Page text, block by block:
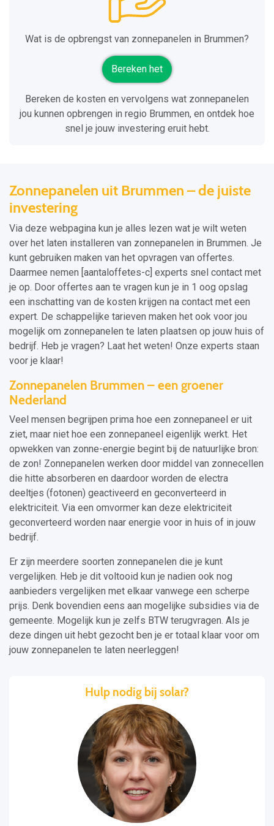
Wat is de opbrengst van zonnepanelen in Brummen?
Bereken het
Bereken de kosten en vervolgens wat zonnepanelen
jou kunnen opbrengen in regio Brummen, en ontdek hoe
snel je jouw investering eruit hebt.
Zonnepanelen uit Brummen – de juiste
investering
Via deze webpagina kun je alles lezen wat je wilt weten
over het laten installeren van zonnepanelen in Brummen. Je
kunt gebruiken maken van het opvragen van offertes.
Daarmee nemen [aantaloffetes-c] experts snel contact met
je op. Door offertes aan te vragen kun je in 1 oog opslag
een inschatting van de kosten krijgen na contact met een
expert. De schappelijke tarieven maken het ook voor jou
mogelijk om zonnepanelen te laten plaatsen op jouw huis of
bedrijf. Heb je vragen? Laat het weten! Onze experts staan
voor je klaar!
Zonnepanelen Brummen – een groener
Nederland
Veel mensen begrijpen prima hoe een zonnepaneel er uit
ziet, maar niet hoe een zonnepaneel eigenlijk werkt. Het
opwekken van zonne-energie begint bij de natuurlijke bron:
de zon! Zonnepanelen werken door middel van zonnecellen
die hitte absorberen en daardoor worden de electra
deeltjes (fotonen) geactiveerd en geconverteerd in
elektriciteit. Via een omvormer kan deze elektriciteit
geconverteerd worden naar energie voor in huis of in jouw
bedrijf.
Er zijn meerdere soorten zonnepanelen die je kunt
vergelijken. Heb je dit voltooid kun je nadien ook nog
aanbieders vergelijken met elkaar vanwege een scherpe
prijs. Denk bovendien eens aan mogelijke subsidies via de
gemeente. Mogelijk kun je zelfs BTW terugvragen. Als je
deze dingen uit hebt gezocht ben je er totaal klaar voor om
jouw zonnepanelen te laten neerleggen!
Hulp nodig bij solar?